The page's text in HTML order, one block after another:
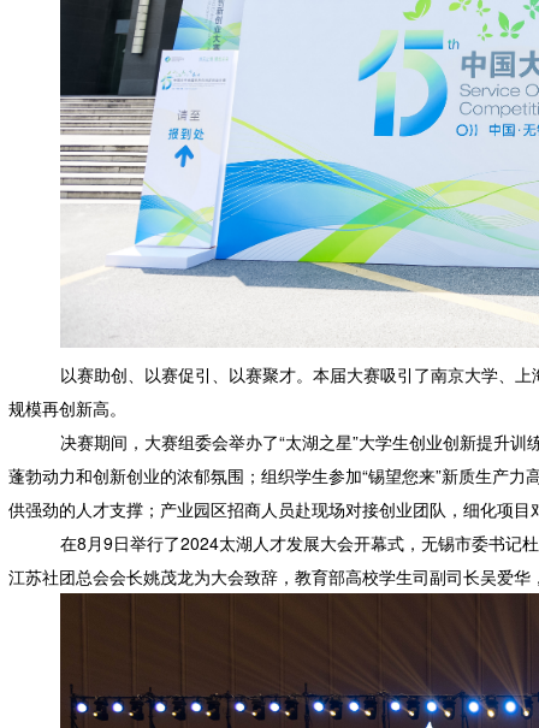
以赛助创、以赛促引、以赛聚才。本届大赛吸引了南京大学、
规模再创新高。
决赛期间，大赛组委会举办了“太湖之星”大学生创业创新提升
蓬勃动力和创新创业的浓郁氛围；组织学生参加“锡望您来”新质生产
供强劲的人才支撑；产业园区招商人员赴现场对接创业团队，细化项
在8月9日举行了2024太湖人才发展大会开幕式，无锡市委书记
江苏社团总会会长姚茂龙为大会致辞，教育部高校学生司副司长吴爱